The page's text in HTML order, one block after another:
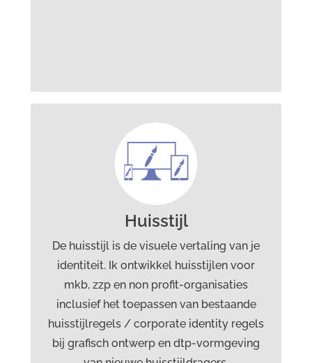
Huisstijl
De huisstijl is de visuele vertaling van je
identiteit. Ik ontwikkel huisstijlen voor
mkb, zzp en non profit-organisaties
inclusief het toepassen van bestaande
huisstijlregels / corporate identity regels
bij grafisch ontwerp en dtp-vormgeving
Dit kan ik voor je doen op het
gebied van
huisstijlontwikkeling:
Visitekaartje, briefpapier, envelop, with
compliments card,
bewegwijzering/signing, productblad,
presentatiemap, Wordtemplate,
cursusmateriaal, lesmateriaal, social
media headers en huisstijl handboek. Ook
de branding die de basis vormt van de
huisstijl maakt deel uit van mijn